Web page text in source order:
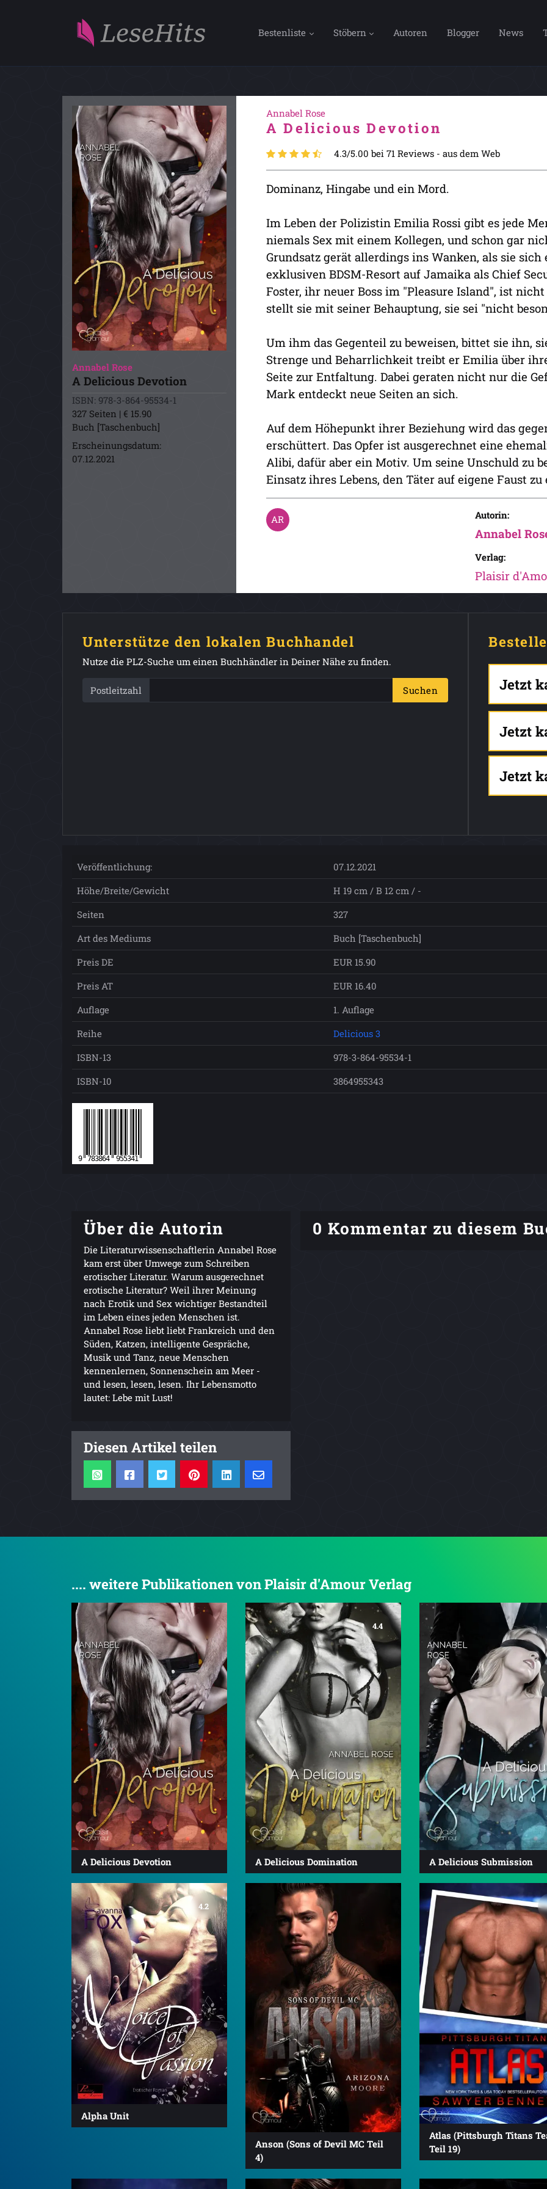
Bestenliste Stöbern Autoren Blogger News
Annabel Rose
A Delicious Devotion
ISBN: 978-3-864-95534-1
327 Seiten | € 15.90
Buch [Taschenbuch]
Erscheinungsdatum:
07.12.2021
Annabel Rose
A Delicious Devotion
4.3/5.00 bei 71 Reviews - aus dem Web
Dominanz, Hingabe und ein Mord.
Im Leben der Polizistin Emilia Rossi gibt es jede
niemals Sex mit einem Kollegen, und schon gar
Grundsatz gerät allerdings ins Wanken, als sie
exklusiven BDSM-Resort auf Jamaika als Chief
Foster, ihr neuer Boss im "Pleasure Island", ist
stellt sie mit seiner Behauptung, sie sei "nicht
Um ihm das Gegenteil zu beweisen, bittet sie ihn,
Strenge und Beharrlichkeit treibt er Emilia über
Seite zur Entfaltung. Dabei geraten nicht nur die
Mark entdeckt neue Seiten an sich.
Auf dem Höhepunkt ihrer Beziehung wird das
erschüttert. Das Opfer ist ausgerechnet eine
Alibi, dafür aber ein Motiv. Um seine Unschuld zu
Einsatz ihres Lebens, den Täter auf eigene Faust
Autorin:
Annabel
Verlag:
Plaisir
Unterstütze den lokalen Buchhandel
Nutze die PLZ-Suche um einen Buchhändler in Deiner Nähe zu finden.
Postleitzahl Suchen Jetzt
Jetzt
Jetzt
Veröffentlichung:
07.12.2021
Höhe/Breite/Gewicht
H 19 cm / B 12 cm / -
Seiten
327
Art des Mediums
Buch [Taschenbuch]
Preis DE
EUR 15.90
Preis AT
EUR 16.40
Auflage
1. Auflage
Reihe
Delicious 3
ISBN-13
978-3-864-95534-1
ISBN-10
3864955343
Über die Autorin
Die Literaturwissenschaftlerin Annabel Rose
kam erst über Umwege zum Schreiben
erotischer Literatur. Warum ausgerechnet
erotische Literatur? Weil ihrer Meinung
nach Erotik und Sex wichtiger Bestandteil
im Leben eines jeden Menschen ist.
Annabel Rose liebt liebt Frankreich und den
Süden, Katzen, intelligente Gespräche,
Musik und Tanz, neue Menschen
kennenlernen, Sonnenschein am Meer -
und lesen, lesen, lesen. Ihr Lebensmotto
lautet: Lebe mit Lust!
Diesen Artikel teilen
0 Kommentar zu diesem
.... weitere Publikationen von Plaisir d'Amour Verlag
A Delicious Devotion
4.4
A Delicious Domination A Delicious Submission
4.2
Alpha Unit
Anson (Sons of Devil MC Teil
4)
Atlas (Pittsburgh Titans
Teil 19)